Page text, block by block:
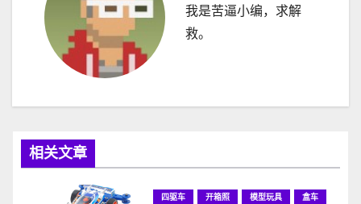
我是苦逼小编，求解
救。
相关文章
四驱车 开箱照 模型玩具
盒车